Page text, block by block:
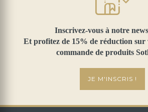
Inscrivez-vous à notre
Et profitez de 15% de réduction sur
commande de produits
JE M'INSCRIS !